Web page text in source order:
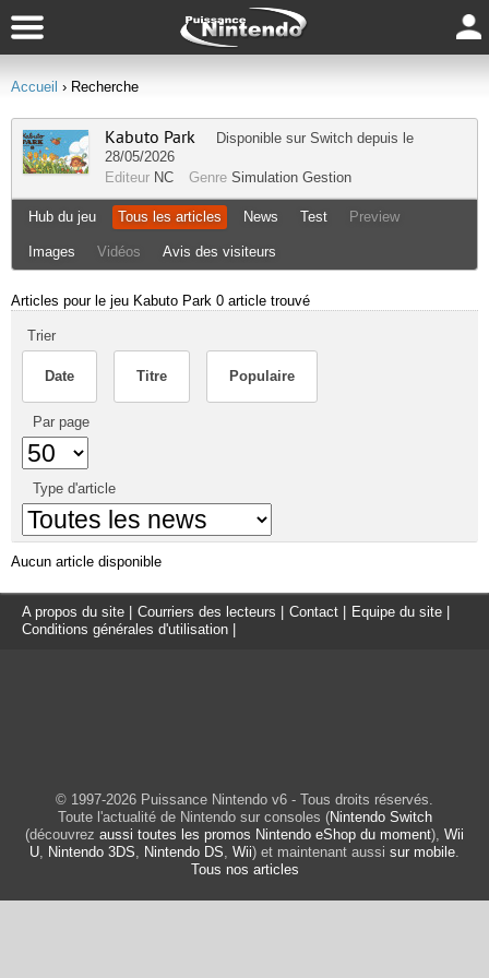
Accueil › Recherche
Kabuto Park Disponible sur Switch depuis le
28/05/2026
Editeur NC Genre Simulation Gestion
Hub du jeu Tous les articles News Test Preview
Images Vidéos Avis des visiteurs
Articles pour le jeu Kabuto Park 0 article trouvé
Trier
Date Titre Populaire
Par page
Type d'article
Aucun article disponible
A propos du site Courriers des lecteurs Contact Equipe du site
Conditions générales d'utilisation
© 1997-2026 Puissance Nintendo v6 - Tous droits réservés.
Toute l'actualité de Nintendo sur consoles (Nintendo Switch
(découvrez aussi toutes les promos Nintendo eShop du moment), Wii
U, Nintendo 3DS, Nintendo DS, Wii) et maintenant aussi sur mobile.
Tous nos articles